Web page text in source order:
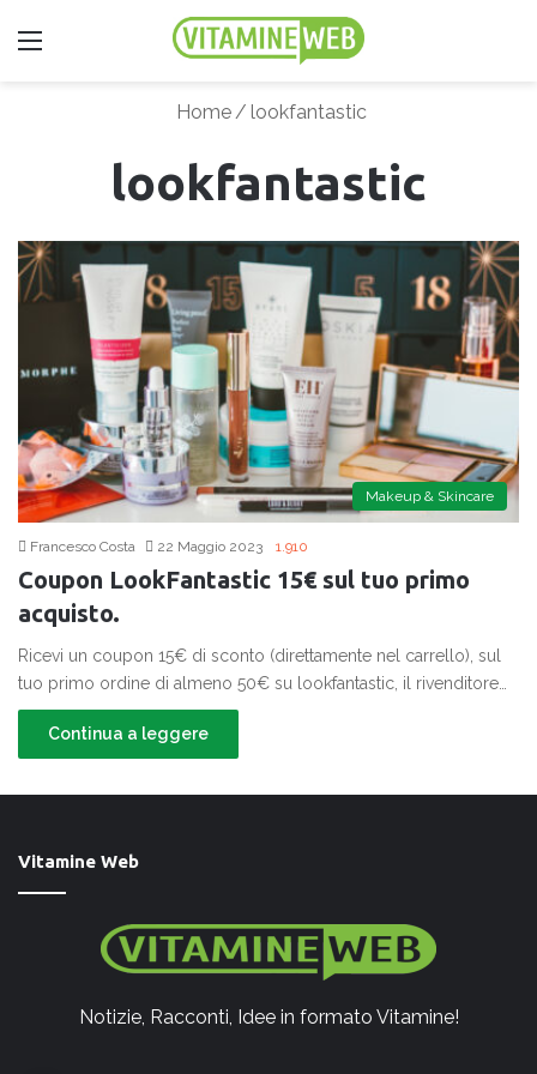
Home / lookfantastic
lookfantastic
Makeup & Skincare
Francesco Costa 22 Maggio 2023 1.910
Coupon LookFantastic 15€ sul tuo primo
acquisto.
Ricevi un coupon 15€ di sconto (direttamente nel carrello), sul
tuo primo ordine di almeno 50€ su lookfantastic, il rivenditore…
Continua a leggere
Vitamine Web
Notizie, Racconti, Idee in formato Vitamine!